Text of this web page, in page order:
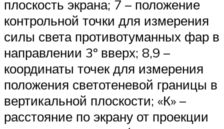
плоскость экрана; 7 – положение
контрольной точки для измерения
силы света противотуманных фар в
направлении 3º вверх; 8,9 –
координаты точек для измерения
положения светотеневой границы в
вертикальной плоскости; «К» –
расстояние по экрану от проекции